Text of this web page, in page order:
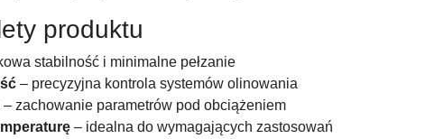
produktu
stabilność i minimalne pełzanie
– precyzyjna kontrola systemów olinowania
– zachowanie parametrów pod obciążeniem
– idealna do wymagających zastosowań